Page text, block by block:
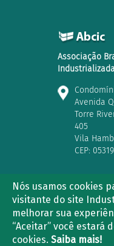
Nós usamos cookies
visitante do site
melhorar sua
“Aceitar” você estará
cookies. Saiba mais!
Associação
Avenida
Torre
405
Vila
CEP:
(11) 3763-